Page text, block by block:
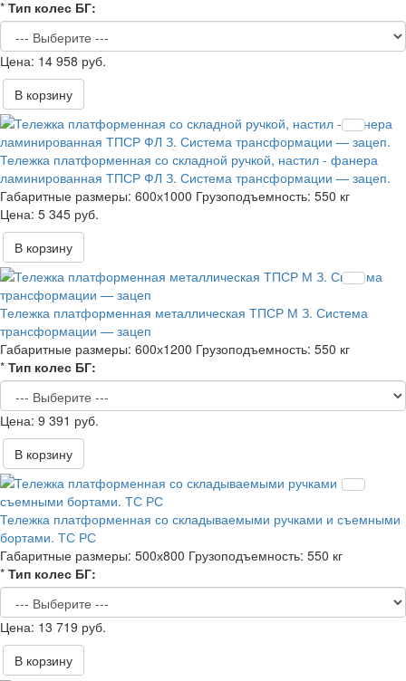
* Тип колес БГ:
14 958 руб.
В корзину
Тележка платформенная со складной ручкой, настил - фанера
ламинированная ТПСР ФЛ З. Система трансформации — зацеп.
Габаритные размеры: 600х1000 Грузоподъемность: 550 кг
5 345 руб.
В корзину
Тележка платформенная металлическая ТПСР М З. Система
трансформации — зацеп
Габаритные размеры: 600х1200 Грузоподъемность: 550 кг
* Тип колес БГ:
9 391 руб.
В корзину
Тележка платформенная со складываемыми ручками и съемными
бортами. ТС РС
Габаритные размеры: 500х800 Грузоподъемность: 550 кг
* Тип колес БГ:
13 719 руб.
В корзину